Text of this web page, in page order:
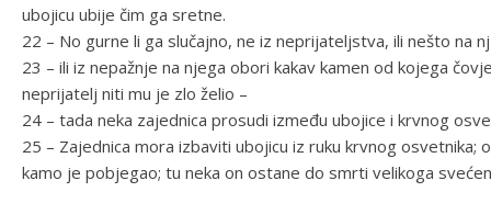
ubojicu ubije čim ga sretne.
22 – No gurne li ga slučajno, ne iz neprijateljstva, ili nešto na
23 – ili iz nepažnje na njega obori kakav kamen od kojega
neprijatelj niti mu je zlo želio –
24 – tada neka zajednica prosudi između ubojice i krvnog
25 – Zajednica mora izbaviti ubojicu iz ruku krvnog osvetnika;
kamo je pobjegao; tu neka on ostane do smrti velikoga